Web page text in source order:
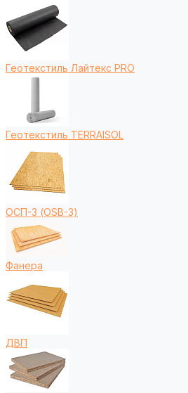
Геотекстиль Лайтекс PRO
Геотекстиль TERRAISOL
ОСП-3 (OSB-3)
Фанера
ДВП